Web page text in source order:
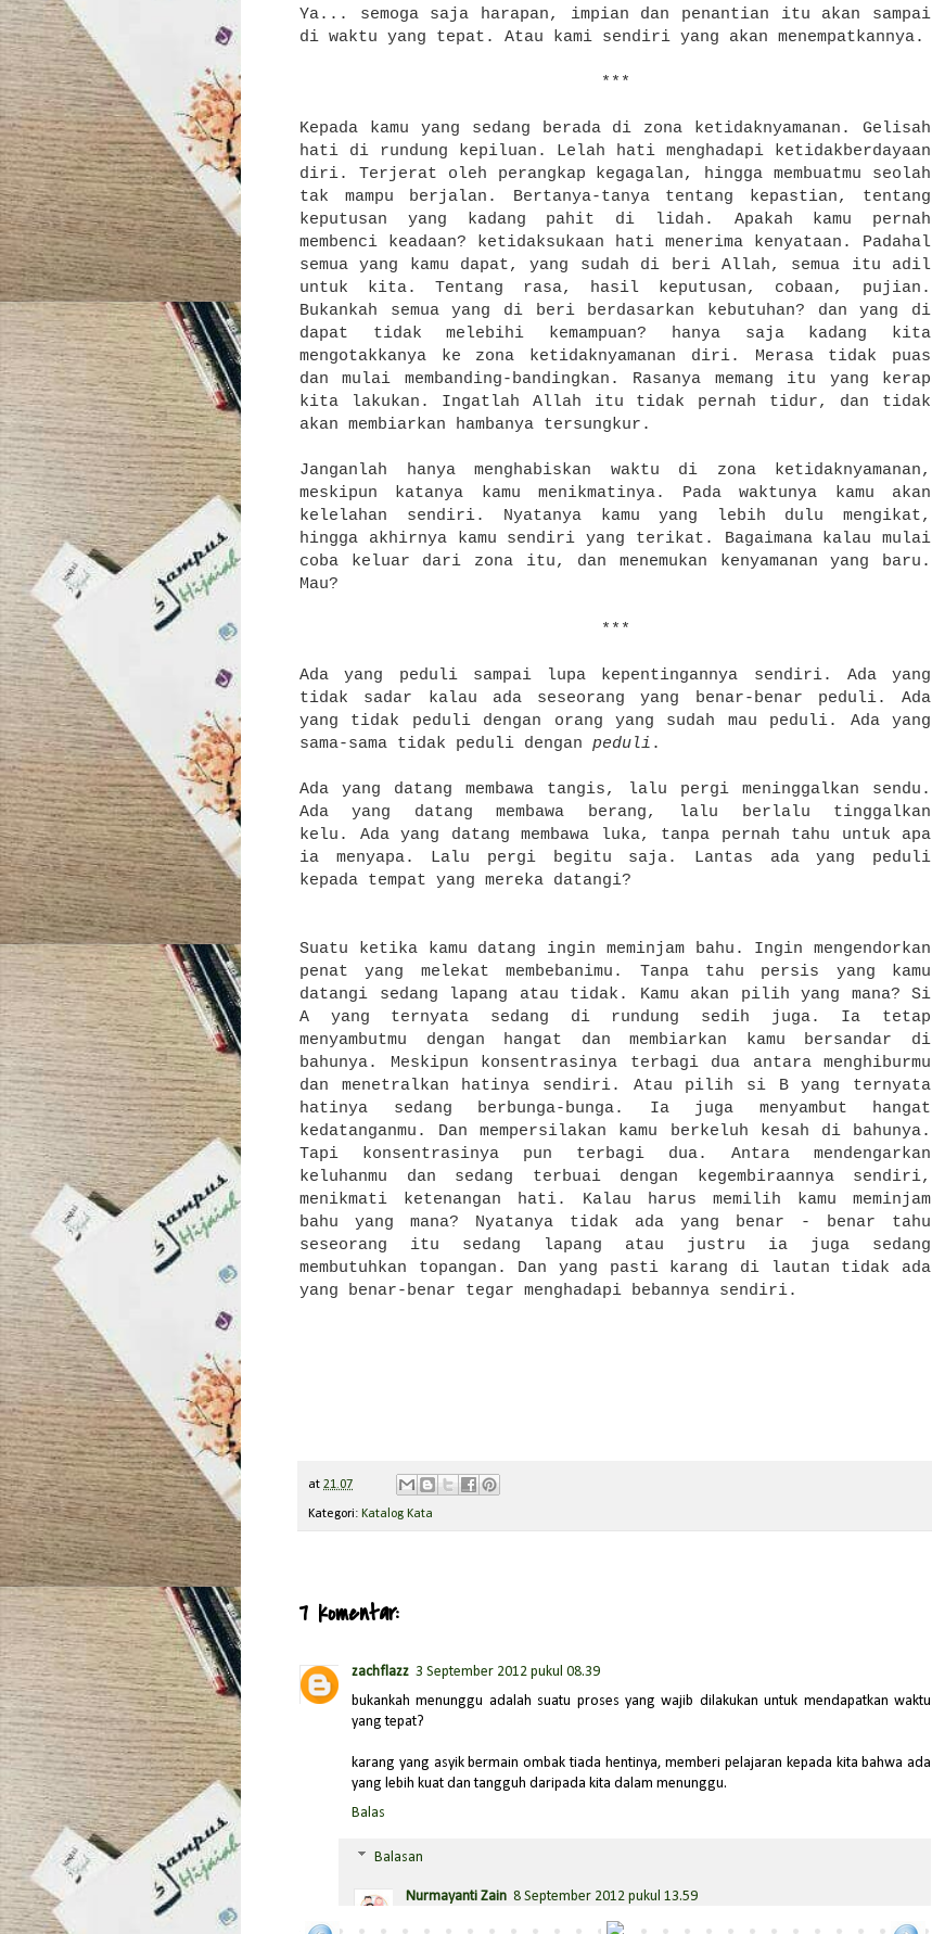
Ya... semoga saja harapan, impian dan penantian itu akan sampai
di waktu yang tepat. Atau kami sendiri yang akan menempatkannya.
***
Kepada kamu yang sedang berada di zona ketidaknyamanan. Gelisah
hati di rundung kepiluan. Lelah hati menghadapi ketidakberdayaan
diri. Terjerat oleh perangkap kegagalan, hingga membuatmu seolah
tak mampu berjalan. Bertanya-tanya tentang kepastian, tentang
keputusan yang kadang pahit di lidah. Apakah kamu pernah
membenci keadaan? ketidaksukaan hati menerima kenyataan. Padahal
semua yang kamu dapat,yang sudah di beri Allah, semua itu adil
untuk kita. Tentang rasa, hasil keputusan, cobaan, pujian.
Bukankah semua yang di beri berdasarkan kebutuhan? dan yang di
dapat tidak melebihi kemampuan? hanya saja kadang kita
mengotakkanya ke zona ketidaknyamanan diri. Merasa tidak puas
dan mulai membanding-bandingkan. Rasanya memang itu yang kerap
kita lakukan. Ingatlah Allah itu tidak pernah tidur, dan tidak
akan membiarkan hambanya tersungkur.
Janganlah hanya menghabiskan waktu di zona ketidaknyamanan,
meskipun katanya kamu menikmatinya. Pada waktunya kamu akan
kelelahan sendiri. Nyatanya kamu yang lebih dulu mengikat,
hingga akhirnya kamu sendiri yang terikat. Bagaimana kalau mulai
coba keluar dari zona itu, dan menemukan kenyamanan yang baru.
Mau?
***
Ada yang peduli sampai lupa kepentingannya sendiri. Ada yang
tidak sadar kalau ada seseorang yang benar-benar peduli. Ada
yang tidak peduli dengan orang yang sudah mau peduli. Ada yang
sama-sama tidak peduli dengan peduli .
Ada yang datang membawa tangis, lalu pergi meninggalkan sendu.
Ada yang datang membawa berang, lalu berlalu tinggalkan
kelu. Ada yang datang membawa luka, tanpa pernah tahu untuk apa
ia menyapa.
Lalu pergi begitu saja. Lantas ada yang peduli
kepada tempat yang mereka datangi?
Suatu ketika kamu datang ingin meminjam bahu. Ingin mengendorkan
penat yang melekat membebanimu. Tanpa tahu persis yang kamu
datangi sedang lapang atau tidak. Kamu akan pilih yang mana? Si
A yang ternyata sedang di rundung sedih juga. Ia tetap
menyambutmu dengan hangat dan membiarkan kamu bersandar di
bahunya. Meskipun konsentrasinya terbagi dua antara menghiburmu
dan menetralkan hatinya sendiri. Atau pilih si B yang ternyata
hatinya sedang berbunga-bunga. Ia juga menyambut hangat
kedatanganmu. Dan mempersilakan kamu berkeluh kesah di bahunya.
Tapi konsentrasinya pun terbagi dua. Antara mendengarkan
keluhanmu dan sedang terbuai dengan kegembiraannya sendiri,
menikmati ketenangan hati. Kalau harus memilih kamu meminjam
bahu yang mana? Nyatanya tidak ada yang benar - benar tahu
seseorang itu sedang lapang atau justru ia juga sedang
membutuhkan topangan. Dan yang pasti karang di lautan tidak ada
yang benar-benar tegar menghadapi bebannya sendiri.
at 21.07
Kategori: Katalog Kata
7 komentar:
zachflazz 3 September 2012 pukul 08.39
bukankah menunggu adalah suatu proses yang wajib dilakukan untuk mendapatkan waktu
yang tepat?
karang yang asyik bermain ombak tiada hentinya, memberi pelajaran kepada kita bahwa ada
yang lebih kuat dan tangguh daripada kita dalam menunggu.
Balas
Balasan
Nurmayanti Zain 8 September 2012 pukul 13.59
ehm, tapi kadang waktu yang tepat itu datang tanpa ditunggu :D siapkan diri saja~